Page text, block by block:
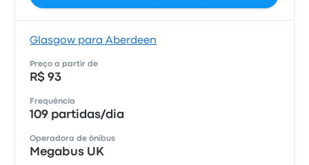
Glasgow para Aberdeen
Preço a partir de
R$ 93
Frequência
109 partidas/dia
Operadora de ônibus
Megabus UK